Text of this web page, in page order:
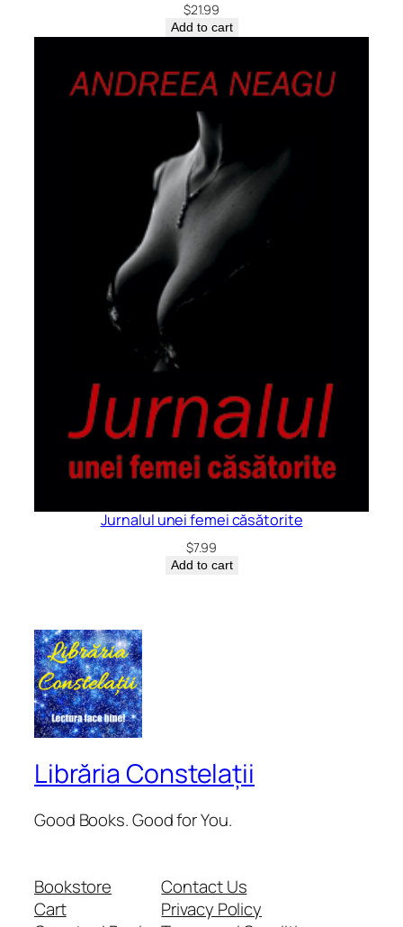
$21.99
Add to cart
Jurnalul unei femei căsătorite
$7.99
Add to cart
Librăria Constelații
Good Books. Good for You.
Bookstore
Cart
Contact Us
Privacy Policy